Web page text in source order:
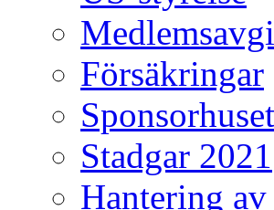
Försäkringar
Sponsorhuset
Stadgar 2021
Hantering